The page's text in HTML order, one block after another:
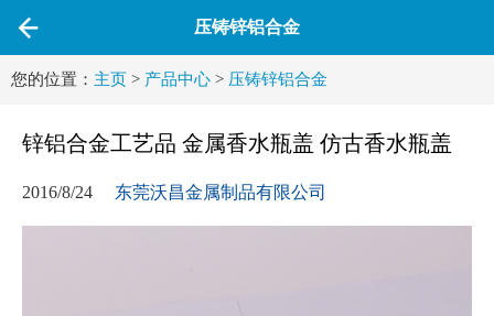
压铸锌铝合金
您的位置： 主页 > 产品中心 > 压铸锌铝合金
锌铝合金工艺品 金属香水瓶盖 仿古香水瓶盖
2016/8/24 东莞沃昌金属制品有限公司